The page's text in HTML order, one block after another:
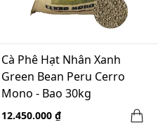
Cà Phê Hạt Nhân Xanh
Green Bean Peru Cerro
Mono - Bao 30kg
12.450.000 ₫